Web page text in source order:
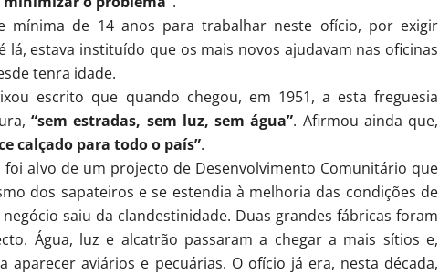
mínima de 14 anos para trabalhar neste ofício, por exigir
lá, estava instituído que os mais novos ajudavam nas oficinas
tenra idade.
escrito que quando chegou, em 1951, a esta freguesia
“sem estradas, sem luz, sem água”. Afirmou ainda que,
calçado para todo o país”.
foi alvo de um projecto de Desenvolvimento Comunitário que
dos sapateiros e se estendia à melhoria das condições de
saiu da clandestinidade. Duas grandes fábricas foram
Água, luz e alcatrão passaram a chegar a mais sítios e,
aparecer aviários e pecuárias. O ofício já era, nesta década,